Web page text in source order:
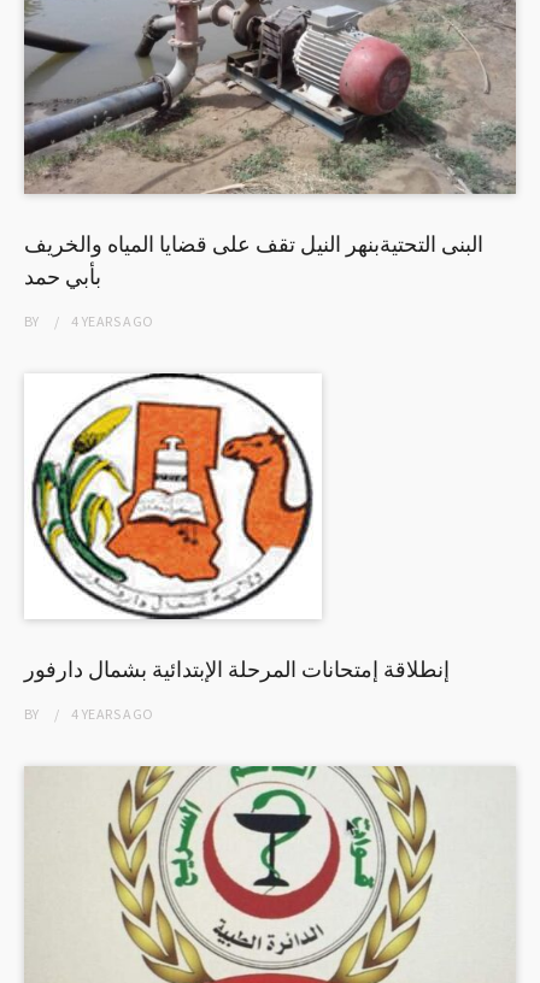
البنى التحتيةبنهر النيل تقف على قضايا المياه والخريف
بأبي حمد
BY 4 YEARSAGO
إنطلاقة إمتحانات المرحلة الإبتدائية بشمال دارفور
BY 4 YEARSAGO